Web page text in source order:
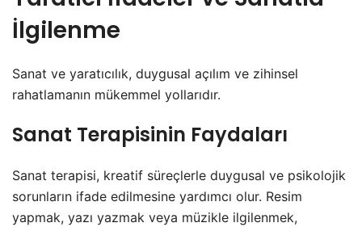
İlgilenme
Sanat ve yaratıcılık, duygusal açılım ve zihinsel
rahatlamanın mükemmel yollarıdır.
Sanat Terapisinin Faydaları
Sanat terapisi, kreatif süreçlerle duygusal ve psikolojik
sorunların ifade edilmesine yardımcı olur. Resim
yapmak, yazı yazmak veya müzikle ilgilenmek,